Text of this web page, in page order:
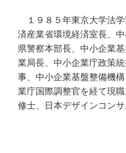
１９８５年東京大学法
済産業省環境経済室長、
県警察本部長、中小企業
業局長、中小企業庁政策
事、中小企業基盤整備機
業庁国際調整官を経て現
修士、日本デザインコンサ